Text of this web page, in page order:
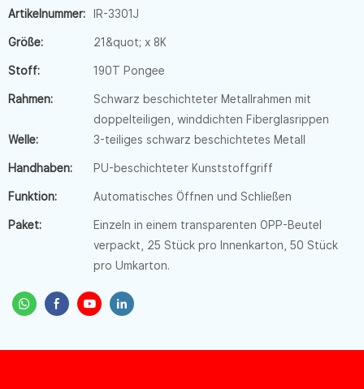
Artikelnummer: IR-3301J
Größe: 21&quot; x 8K
Stoff: 190T Pongee
Rahmen:
Schwarz beschichteter Metallrahmen mit
doppelteiligen, winddichten Fiberglasrippen
Welle:
3-teiliges schwarz beschichtetes Metall
Handhaben: PU-beschichteter Kunststoffgriff
Funktion: Automatisches Öffnen und Schließen
Paket:
Einzeln in einem transparenten OPP-Beutel
verpackt, 25 Stück pro Innenkarton, 50 Stück
pro Umkarton.